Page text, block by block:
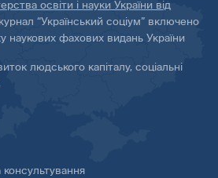
освіти і науки України від
“Український соціум” включено
наукових фахових видань України
людського капіталу, соціальні
консультування